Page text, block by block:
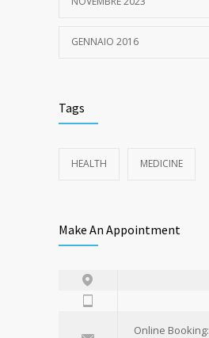
GENNAIO 2016
Tags
HEALTH MEDICINE
Make An Appointment
Online Booking: